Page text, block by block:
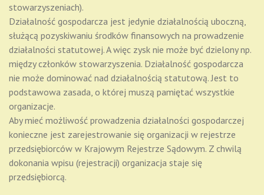
stowarzyszeniach).
Działalność gospodarcza jest jedynie działalnością uboczną,
służącą pozyskiwaniu środków finansowych na prowadzenie
działalności statutowej. A więc zysk nie może być dzielony np.
między członków stowarzyszenia. Działalność gospodarcza
nie może dominować nad działalnością statutową. Jest to
podstawowa zasada, o której muszą pamiętać wszystkie
organizacje.
Aby mieć możliwość prowadzenia działalności gospodarczej
konieczne jest zarejestrowanie się organizacji w rejestrze
przedsiębiorców w Krajowym Rejestrze Sądowym. Z chwilą
dokonania wpisu (rejestracji) organizacja staje się
przedsiębiorcą.